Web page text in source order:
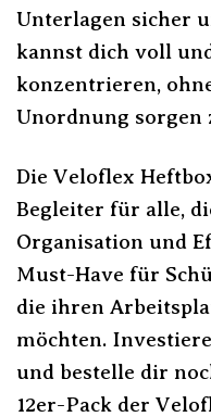
Unterlagen sicher
kannst dich voll
konzentrieren,
Unordnung sorgen
Die Veloflex
Begleiter für alle,
Organisation und
Must-Have für
die ihren
möchten.
und bestelle dir
12er-Pack der